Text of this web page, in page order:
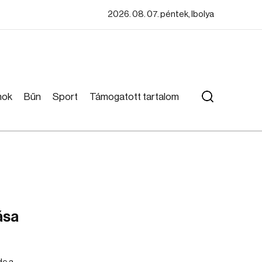
2026. 08. 07. péntek, Ibolya
Bűn Sport Támogatott tartalom